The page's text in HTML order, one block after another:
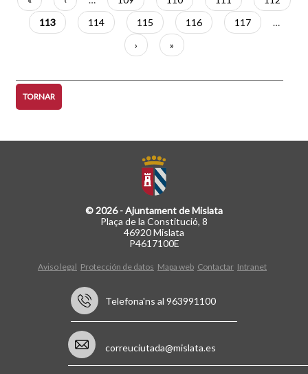
pàgina
anterior
Pàgina
actual
113 Pàgina
114 Pàgina
115 Pàgina
116 Pàgina
117
…
Pàgina
següent
›
Última
pàgina
»
TORNAR
© 2026 - Ajuntament de Mislata
Plaça de la Constitució, 8
46920 Mislata
P4617100E
Aviso legal Protección de datos Mapa web Contactar Intranet
Telefona'ns al 963991100
correuciutada@mislata.es